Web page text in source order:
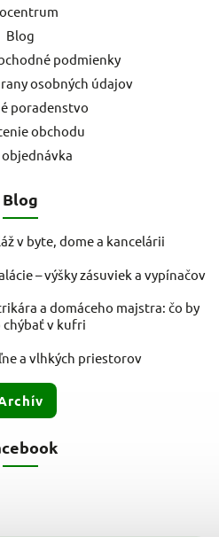
Blog
podmienky
osobných údajov
poradenstvo
obchodu
Blog
v byte, dome a kancelárii
– výšky zásuviek a vypínačov
a domáceho majstra: čo by
chýbať v kufri
a vlhkých priestorov